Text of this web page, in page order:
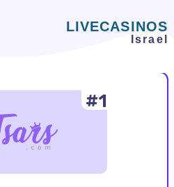
משחקים אונליין
#1